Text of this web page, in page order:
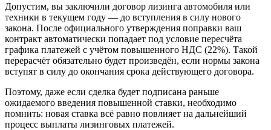
Допустим, вы заключили договор лизинга автомобиля или
техники в текущем году — до вступления в силу нового
закона. После официального утверждения поправки ваш
контракт автоматически попадает под условие пересчёта
графика платежей с учётом повышенного НДС (22%). Такой
перерасчёт обязательно будет произведён, если нормы закона
вступят в силу до окончания срока действующего договора.
Поэтому, даже если сделка будет подписана раньше
ожидаемого введения повышенной ставки, необходимо
помнить: новая ставка всё равно повлияет на дальнейший
процесс выплаты лизинговых платежей.